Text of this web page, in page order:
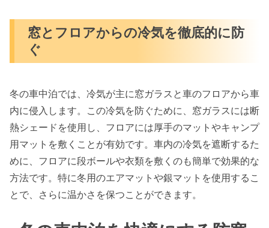
窓とフロアからの冷気を徹底的に防
ぐ
冬の車中泊では、冷気が主に窓ガラスと車のフロアから車
内に侵入します。この冷気を防ぐために、窓ガラスには断
熱シェードを使用し、フロアには厚手のマットやキャンプ
用マットを敷くことが有効です。車内の冷気を遮断するた
めに、フロアに段ボールや衣類を敷くのも簡単で効果的な
方法です。特に冬用のエアマットや銀マットを使用するこ
とで、さらに温かさを保つことができます。